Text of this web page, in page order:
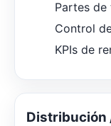
Partes
Control
KPIs de
Distribución